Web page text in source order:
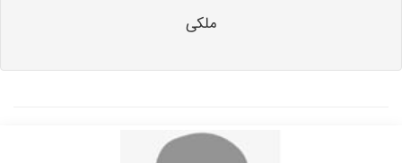
ملکی